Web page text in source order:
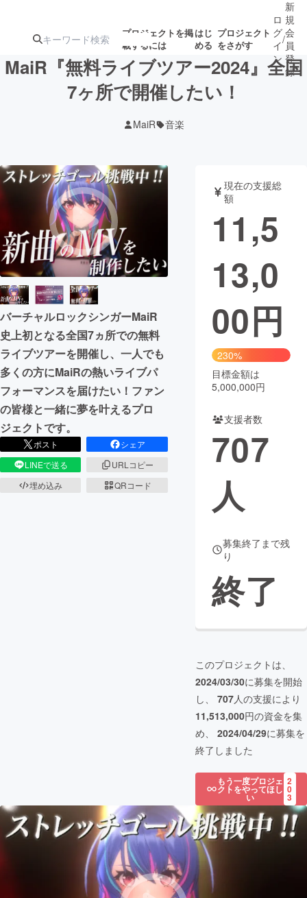
プロジェクトを掲
載するには
はじ
める
プロジェクト
をさがす
ジェクト
募集終了が近いプ
ロジェクト
アート・写真 音楽
テクノロジー・ガジェット ゲーム・
映像・映画
ビジネス・起業 チャレンジ
まちづくり・地域活性化
CAMPFIRE for Social Good
CAMPFIRE Creation
CAMPFIREふるさと納税machi-ya コミュニティ
ロ
グ
イ
ン
/
新
規
会
員
登
録
MaiR『無料ライブツアー2024』全国
7ヶ所で開催したい！
MaiR 音楽
バーチャルロックシンガーMaiR
史上初となる全国7ヵ所での無料
ライブツアーを開催し、一人でも
多くの方にMaiRの熱いライブパ
フォーマンスを届けたい！ファン
の皆様と一緒に夢を叶えるプロ
ジェクトです。
ポスト
シェア
LINEで送る
URLコピー
埋め込み
QRコード
現在の支援総
額
11,5
13,0
00円
230%
目標金額は
5,000,000円
支援者数
707
人
募集終了まで残
り
終了
このプロジェクトは、
2024/03/30に募集を開始
し、 707人の支援により
11,513,000円の資金を集
め、 2024/04/29に募集を
終了しました
もう一度プロジェ
クトをやってほし
い
2
0
3